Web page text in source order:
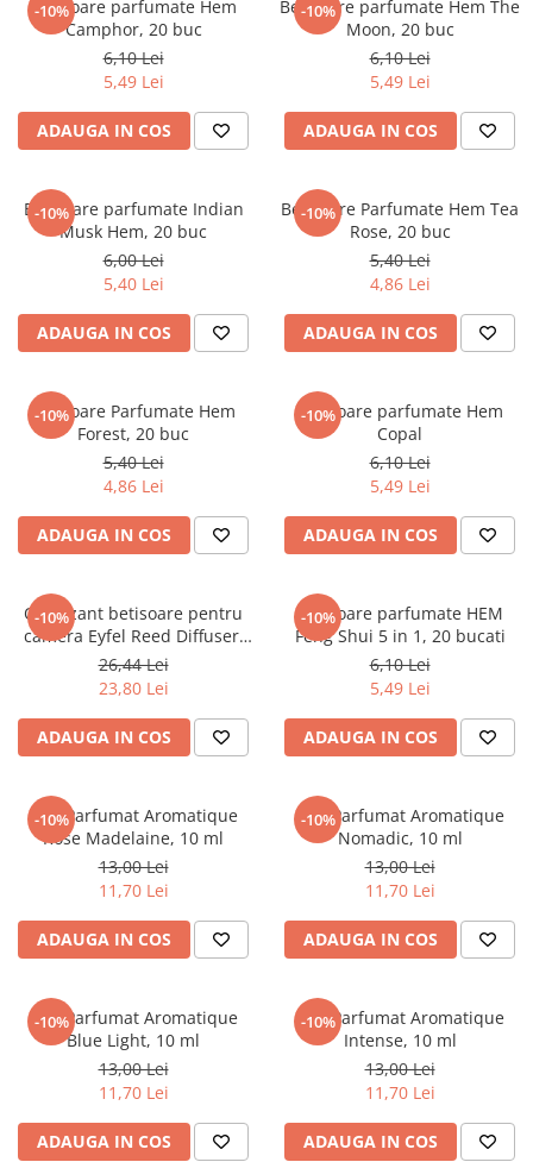
Audiobook
ReConnect
Crestinism
SelfConnect
SelfHealing
Vindecare Spirituala
Senzatii/Thriller
SF & Fantasy
Teatru
Teens Book Club
Umor
Instrumente si Truse Geometrie
Seturi scolare
Consumabile & Accesorii
COLOREAZA CU PRIETENII
De colorat
Pot desena minunat
Carti educative
Copii 0-7 ani
Clubul Premiantilor
Super pitici 2-5 ani
Dezvoltare personala
Enciclopedii
Kids Book Club
Legende istorice
Literatura Scolara
Lecturi Scolare
Lumea Copilariei
Ma pregatesc pentru scoala
Manuale - Carte Scolara
Clasa a II-a
Clasa a IV-a
Clasa a V-a
Clasa a VI-a
Clasa a VII-a
Clasa a VIII-a
Clasa I
Limbi Straine
Povesti
Povesti ilustrate
Realitatea Augmentata
Puzzle-uri
Puzzle 3D Lemn
-10%
Betisoare parfumate Hem
Camphor, 20 buc
6,10 Lei
5,49 Lei
ADAUGA IN COS
-10%
Betisoare parfumate Hem The
Moon, 20 buc
6,10 Lei
5,49 Lei
ADAUGA IN COS
-10%
Betisoare parfumate Indian
Musk Hem, 20 buc
6,00 Lei
5,40 Lei
ADAUGA IN COS
-10%
Betisoare Parfumate Hem Tea
Rose, 20 buc
5,40 Lei
4,86 Lei
ADAUGA IN COS
-10%
Betisoare Parfumate Hem
Forest, 20 buc
5,40 Lei
4,86 Lei
ADAUGA IN COS
-10%
Betisoare parfumate Hem
Copal
6,10 Lei
5,49 Lei
ADAUGA IN COS
-10%
Odorizant betisoare pentru
camera Eyfel Reed Diffuser,
miros de Floare de portocal,
120 ml
26,44 Lei
23,80 Lei
ADAUGA IN COS
-10%
Betisoare parfumate HEM
Feng Shui 5 in 1, 20 bucati
6,10 Lei
5,49 Lei
ADAUGA IN COS
-10%
Ulei Parfumat Aromatique
Rose Madelaine, 10 ml
13,00 Lei
11,70 Lei
ADAUGA IN COS
-10%
Ulei Parfumat Aromatique
Nomadic, 10 ml
13,00 Lei
11,70 Lei
ADAUGA IN COS
-10%
Ulei Parfumat Aromatique
Blue Light, 10 ml
13,00 Lei
11,70 Lei
ADAUGA IN COS
-10%
Ulei Parfumat Aromatique
Intense, 10 ml
13,00 Lei
11,70 Lei
ADAUGA IN COS